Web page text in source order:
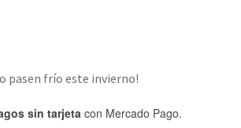
pasen frío este invierno!
sin tarjeta con Mercado Pago.